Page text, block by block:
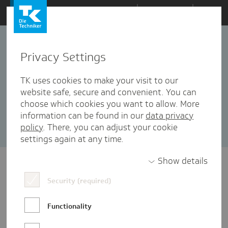
Zum
Inhalt
springen
VR
2 Artikel in dieser Kategorie enthalten
Sortieren nach: Datum Popularität
Privacy Settings
TK uses cookies to make your visit to our
website safe, secure and convenient. You can
choose which cookies you want to allow. More
information can be found in our data privacy
policy. There, you can adjust your cookie
settings again at any time.
Show details
Security (required)
Functionality